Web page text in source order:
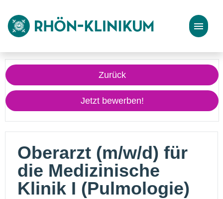
Stellenangebote
Bewerbungstipps
Zurück
Jetzt bewerben!
Oberarzt (m/w/d) für
die Medizinische
Klinik I (Pulmologie)